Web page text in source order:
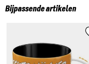
Bijpassende artikelen